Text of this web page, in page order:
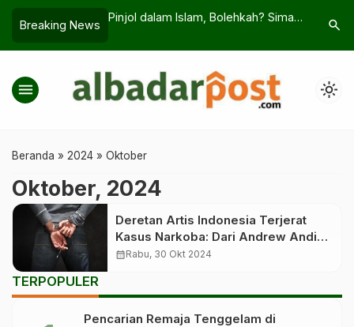
Breaking News
Jadi Penentu
Pinjol dalam Islam, Bolehkah? Simak
Zidane
search
menu light_mode
Beranda » 2024 » Oktober
Oktober, 2024
Deretan Artis Indonesia Terjerat
Kasus Narkoba: Dari Andrew Andika
hingga Ibra Azhari
calendar_monthRabu, 30 Okt 2024
TERPOPULER
Pencarian Remaja Tenggelam di